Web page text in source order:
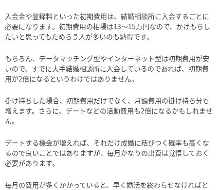
入会金や登録料といった初期費用は、結婚相談所に入会するごとに
必要になります。初期費用の相場は13～15万円なので、かけもちし
たいと思ってもためらう人が多いのも納得です。
もちろん、データマッチング型やインターネット型は初期費用が安
いので、すでに大手結婚相談所に入会しているのであれば、初期費
用が2倍になるというわけではありません。
掛け持ちした場合、初期費用だけでなく、月額費用の掛け持ち分も
増えます。さらに、デートなどの活動費用も2倍になるかもしれませ
ん。
デートする機会が増えれば、それだけ成婚に結びつく確率も高くな
るので良いことではありますが、毎月かなりの出費は覚悟しておく
必要があります。
毎月の費用が多くかかっていると、早く婚活を終わらせなければと